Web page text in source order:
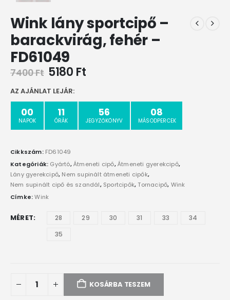
Wink lány sportcipő –
barackvirág, fehér –
FD61049
7400Ft 5180 Ft
AZ AJÁNLAT LEJÁR:
00
NAPOK
11
ÓRÁK
56
JEGYZŐKÖNYV
08
MÁSODPERCEK
Cikkszám: FD61049
Kategóriák: Gyártó,Átmeneti cipő,Átmeneti gyerekcipő,
Lány gyerekcipő, Nem supinált átmeneti cipők,
Nem supinált cipő és szandál, Sportcipők,Tornacipő, Wink
Címke:Wink
MÉRET 28 29 30 31 33
34
35
KOSÁRBA TESZEM